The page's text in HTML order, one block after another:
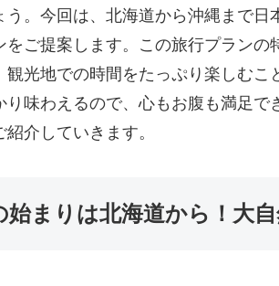
う。今回は、北海道から沖縄まで
をご提案します。この旅行プラン
観光地での時間をたっぷり楽しむ
り味わえるので、心もお腹も満足
紹介していきます。
始まりは北海道から！大